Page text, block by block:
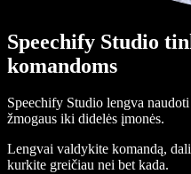
Speechify Studio
komandoms
Speechify Studio lengva
žmogaus iki didelės įmonės.
Lengvai valdykite komandą,
kurkite greičiau nei bet kada.